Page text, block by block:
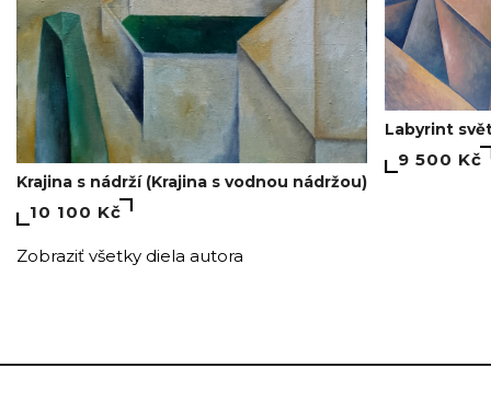
Krajina s nádrží (Krajina s vodnou nádržou)
10 100 Kč
Labyrint
9 500 Kč
Zobraziť všetky diela autora